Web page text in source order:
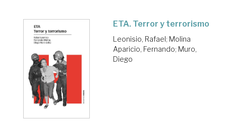
ETA. Terror y terrorismo
Leonisio, Rafael; Molina
Aparicio, Fernando; Muro,
Diego